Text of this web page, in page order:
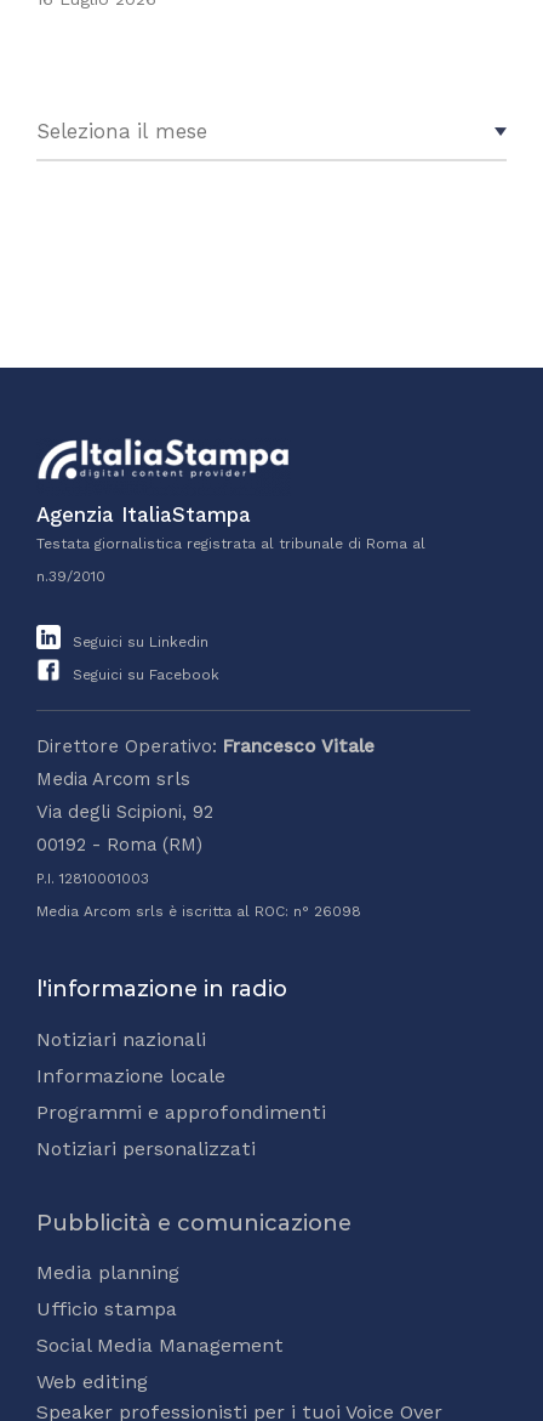
Agenzia ItaliaStampa
Testata giornalistica registrata al tribunale di Roma al
n.39/2010
Seguici su Linkedin
Seguici su Facebook
Direttore Operativo: Francesco Vitale
Media Arcom srls
Via degli Scipioni, 92
00192 - Roma (RM)
P.I. 12810001003
Media Arcom srls è iscritta al ROC: n° 26098
l'informazione in radio
Notiziari nazionali
Informazione locale
Programmi e approfondimenti
Notiziari personalizzati
Pubblicità e comunicazione
Media planning
Ufficio stampa
Social Media Management
Web editing
Speaker professionisti per i tuoi Voice Over